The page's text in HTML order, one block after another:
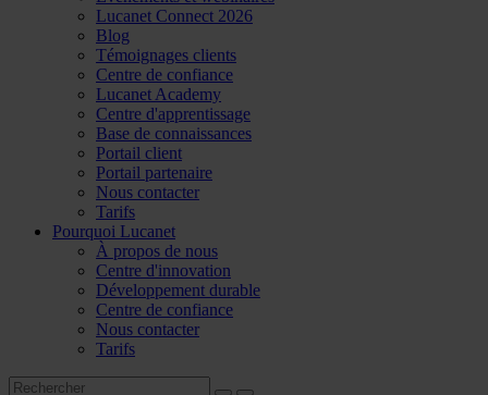
Lucanet Connect 2026
Blog
Témoignages clients
Centre de confiance
Lucanet Academy
Centre d'apprentissage
Base de connaissances
Portail client
Portail partenaire
Nous contacter
Tarifs
Pourquoi Lucanet
À propos de nous
Centre d'innovation
Développement durable
Centre de confiance
Nous contacter
Tarifs